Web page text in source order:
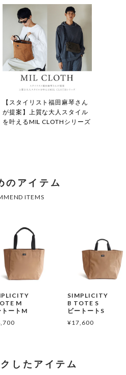
【スタイリスト福田麻琴さん
が提案】上質な大人スタイル
を叶えるMIL CLOTHシリーズ
M
トートM
SIMPLICITY
B TOTE S
ビートートS
¥17,600